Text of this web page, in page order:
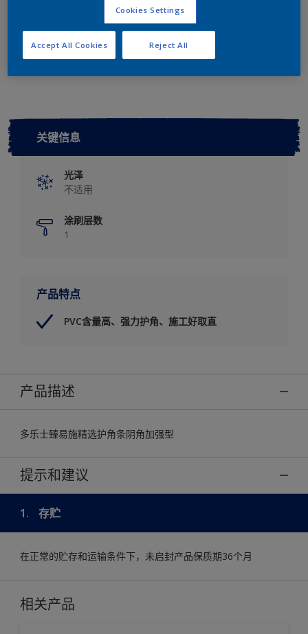
添加到工作区 查找店铺
关键信息
光泽
不适用
涂刷层数
1
产品特点
PVC含量高、强力护角、施工好取直
产品描述
多乐士臻易施精选护角条阴角加强型
提示和建议
1. 存贮
在正常的贮存和运输条件下，未启封产品保质期36个月
相关产品
Cookies Settings
Reject All
Accept All Cookies